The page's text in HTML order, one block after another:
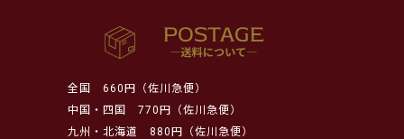
全国
660円（佐川急便）
中国・四国
770円（佐川急便）
九州・北海道
880円（佐川急便）